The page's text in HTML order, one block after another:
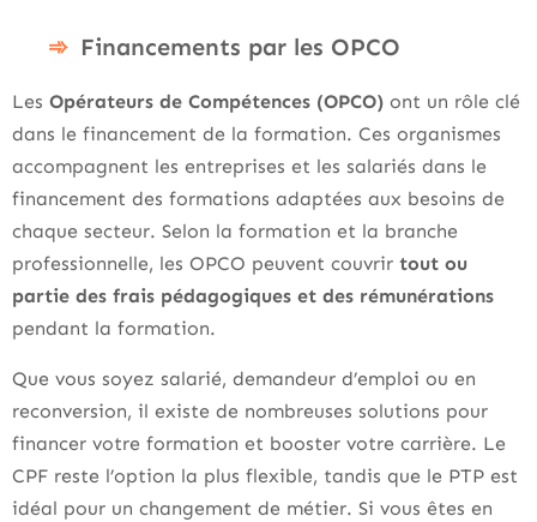
Financements par les OPCO
Les Opérateurs de Compétences (OPCO) ont un rôle clé
dans le financement de la formation. Ces organismes
accompagnent les entreprises et les salariés dans le
financement des formations adaptées aux besoins de
chaque secteur. Selon la formation et la branche
professionnelle, les OPCO peuvent couvrir tout ou
partie des frais pédagogiques et des rémunérations
pendant la formation.
Que vous soyez salarié, demandeur d’emploi ou en
reconversion, il existe de nombreuses solutions pour
financer votre formation et booster votre carrière. Le
CPF reste l’option la plus flexible, tandis que le PTP est
idéal pour un changement de métier. Si vous êtes en